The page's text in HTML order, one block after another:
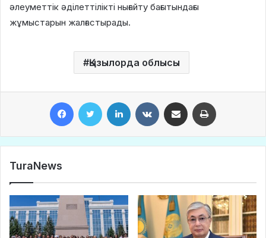
әлеуметтік әділеттілікті нығайту бағытындағы
жұмыстарын жалғастырады.
Қызылорда облысы
TuraNews